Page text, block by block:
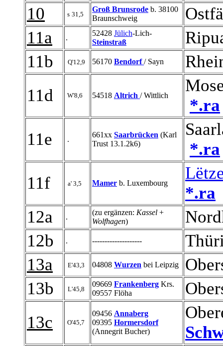
10
s 31,5
Groß Brunsrode b. 38100
Braunschweig
11a
.
52428 Jülich-Lich-
Steinstraß
11b
Q'12,9 56170 Bendorf/ Sayn
11d
W'8,6 54518 Altrich / Wittlich
*.ra
11e
.
661xx Saarbrücken (Karl
Trust 13.1.2k6)
*.ra
11f
a' 3,5 Mamer b. Luxembourg
*.ra
12a
.
(zu ergänzen: Kassel +
Wolfhagen)
12b
. --------------------
13a
E'43,3 04808 Wurzen bei Leipzig
13b
L'45,8
09669 Frankenberg Krs.
09557 Flöha
13c
O'45,7
09456 Annaberg
09395 Hormersdorf
(Annegrit Bucher)